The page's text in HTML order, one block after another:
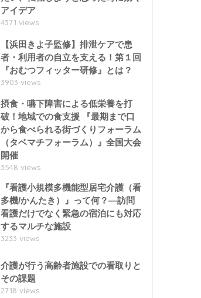
アイデア
4371 views
【浜田きよ子監修】排泄ケアで患
者・利用者の自立を支える！第１回
『おむつフィッター研修』とは？
3903 views
摂食・嚥下障害による低栄養を打
破！地域での食支援 『最期まで口
から食べられる街づくりフォーラム
（タベマチフォーラム）』全国大会
開催
3548 views
『看護小規模多機能型居宅介護（看
多機/かんたき）』って何？―訪問
看護だけでなく緊急の宿泊にも対応
するマルチな施設
3233 views
介護が行う高齢者施設での看取りと
その課題
2718 views